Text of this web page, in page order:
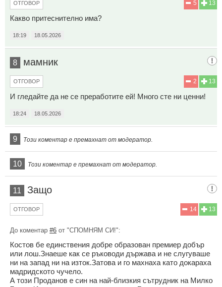
13
5
ОТГОВОР
Какво притеснително има?
18:19 18.05.2026
8 мамник
13
2
ОТГОВОР
И гледайте да не се преработите ей! Много сте ни ценни!
18:24 18.05.2026
9 Този коментар е премахнат от модератор.
10 Този коментар е премахнат от модератор.
11 Защо
13
14
ОТГОВОР
До коментар #6 от "СПОМНЯМ СИ!":
Костов бе единствения добре образован премиер добър
или лош.Знаеше как се ръководи държава и не слугуваше
ни на запад ни на изток.Затова и го махнаха като докараха
мадридското чучело.
А този Проданов е син на най-близкия сътрудник на Милко